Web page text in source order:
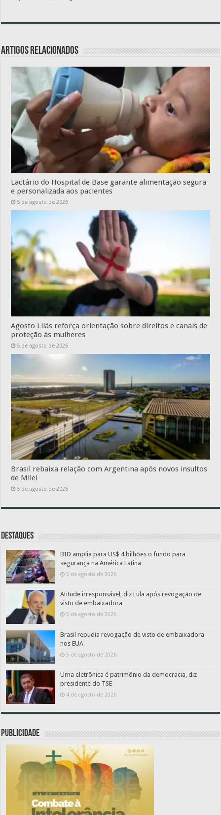
Artigos relacionados
Lactário do Hospital de Base garante alimentação segura
e personalizada aos pacientes
5 de agosto de 2026
Agosto Lilás reforça orientação sobre direitos e canais de
proteção às mulheres
5 de agosto de 2026
Brasil rebaixa relação com Argentina após novos insultos
de Milei
5 de agosto de 2026
Destaques
BID amplia para US$ 4 bilhões o fundo para
segurança na América Latina
5 de agosto de 2026
Atitude irresponsável, diz Lula após revogação de
visto de embaixadora
5 de agosto de 2026
Brasil repudia revogação de visto de embaixadora
nos EUA
5 de agosto de 2026
Urna eletrônica é patrimônio da democracia, diz
presidente do TSE
4 de agosto de 2026
PUBLICIDADE